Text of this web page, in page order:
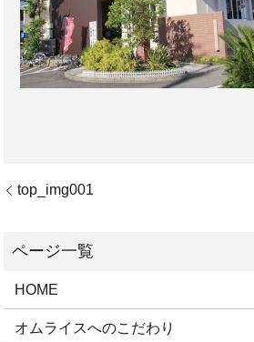
top_img001
HOME
オムライスへのこだわり